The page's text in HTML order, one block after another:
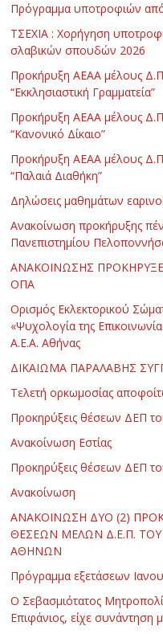
Πρόγραμμα υποτροφιών
ΤΣΕΧΙΑ : Χορήγηση
σλαβικών σπουδών 2026
Προκήρυξη ΑΕΑΑ μέλους Δ.Π.
“Εκκλησιαστική Γραμματεία”
Προκήρυξη ΑΕΑΑ μέλους Δ.Π.
“Κανονικό Δίκαιο”
Προκήρυξη ΑΕΑΑ μέλους Δ.Π.
“Παλαιά Διαθήκη”
Δηλώσεις μαθημάτων
Ανακοίνωση προκήρυξης
Πανεπιστημίου
ΑΝΑΚΟΙΝΩΣΗΣ
ΟΠΑ
Ορισμός Εκλεκτορικού
«Ψυχολογία της
Α.Ε.Α. Αθήνας
ΔΙΚΑΙΩΜΑ ΠΑΡΑΛΑΒΗΣ
Τελετή ορκωμοσίας
Προκηρύξεις θέσεων ΔΕΠ
Ανακοίνωση Εστίας
Προκηρύξεις θέσεων ΔΕΠ
Ανακοίνωση
ΑΝΑΚΟΙΝΩΣΗ ΔΥΟ (2)
ΘΕΣΕΩΝ ΜΕΛΩΝ Δ.Ε.Π.
ΑΘΗΝΩΝ
Πρόγραμμα εξετάσεων
Ο Σεβασμιότατος
Επιφάνιος, είχε συνάντηση